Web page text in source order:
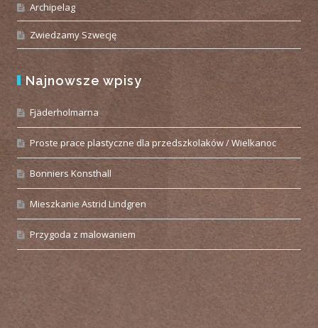
Archipelag
Zwiedzamy Szwecję
Najnowsze wpisy
Fjäderholmarna
Proste prace plastyczne dla przedszkolaków / Wielkanoc
Bonniers Konsthall
Mieszkanie Astrid Lindgren
Przygoda z malowaniem